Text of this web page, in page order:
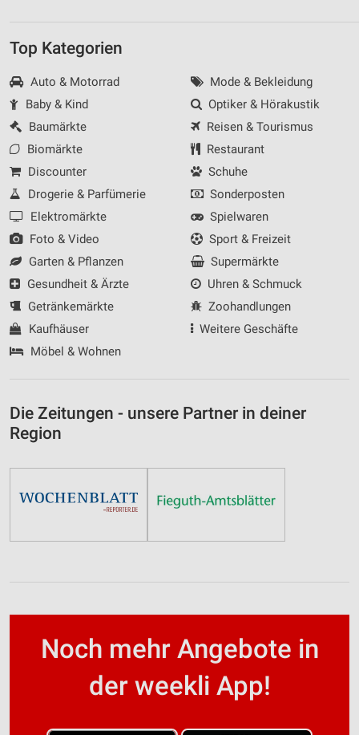
Top Kategorien
Auto & Motorrad
Baby & Kind
Baumärkte
Biomärkte
Discounter
Drogerie & Parfümerie
Elektromärkte
Foto & Video
Garten & Pflanzen
Gesundheit & Ärzte
Getränkemärkte
Kaufhäuser
Möbel & Wohnen
Mode & Bekleidung
Optiker & Hörakustik
Reisen & Tourismus
Restaurant
Schuhe
Sonderposten
Spielwaren
Sport & Freizeit
Supermärkte
Uhren & Schmuck
Zoohandlungen
Weitere Geschäfte
Die Zeitungen - unsere Partner in deiner
Region
Noch mehr Angebote in
der weekli App!